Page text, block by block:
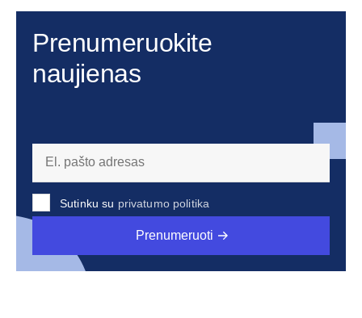
Prenumeruokite
naujienas
Sutinku su privatumo politika
Prenumeruoti